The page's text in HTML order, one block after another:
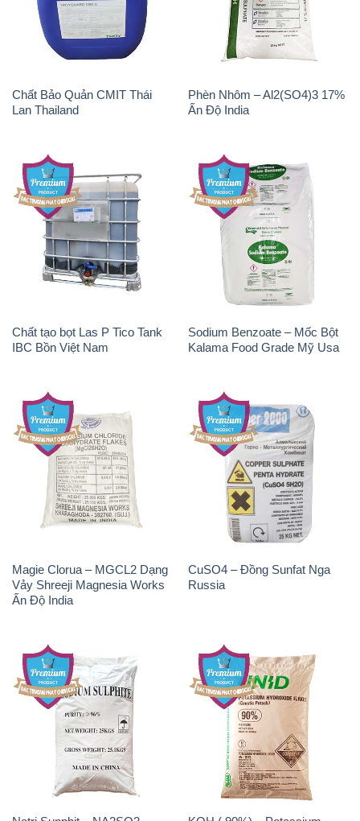
Lan Thailand
Ấn Độ India
Chất tạo bọt Las P Tico Tank
IBC Bồn Việt Nam
Sodium Benzoate – Mốc Bột
Kalama Food Grade Mỹ Usa
Magie Clorua – MGCL2 Dạng
Vảy Shreeji Magnesia Works
Ấn Độ India
CuSO4 – Đồng Sunfat Nga
Natri Sunphit – NA2SO3
Trung Quốc China
KOH ( 90%) – Potassium
Hydroxide Unid Hàn Quốc